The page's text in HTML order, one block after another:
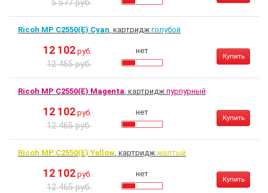
5 577 руб.
Ricoh MP C2550(E) Cyan, картридж голубой
12 102 руб.
12 465 руб.
нет
Купить
Ricoh MP C2550(E) Magenta, картридж пурпурный
12 102 руб.
12 465 руб.
нет
Купить
Ricoh MP C2550(E) Yellow, картридж желтый
12 102 руб.
12 465 руб.
нет
Купить